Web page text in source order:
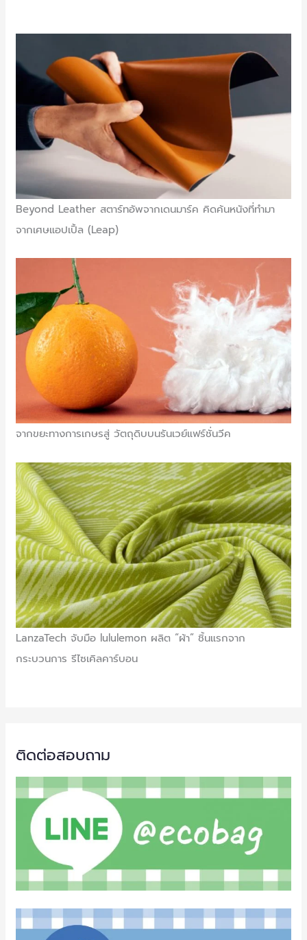
Beyond Leather สตาร์ทอัพจากเดนมาร์ค คิดค้นหนังที่ทำมา
จากเศษแอปเปิ้ล (Leap)
จากขยะทางการเกษรสู่ วัตถุดิบบนรันเวย์แฟร์ชั่นวีค
LanzaTech จับมือ lululemon ผลิต “ผ้า” ชิ้นแรกจาก
กระบวนการ รีไซเคิลคาร์บอน
ติดต่อสอบถาม